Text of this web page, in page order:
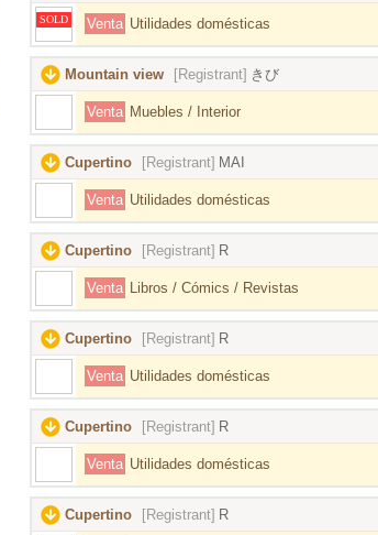
SOLD Venta Utilidades domésticas
Mountain view [Registrant] きび
Venta Muebles / Interior
Cupertino [Registrant] MAI
Venta Utilidades domésticas
Cupertino [Registrant] R
Venta Libros / Cómics / Revistas
Cupertino [Registrant] R
Venta Utilidades domésticas
Cupertino [Registrant] R
Venta Utilidades domésticas
Cupertino [Registrant] R